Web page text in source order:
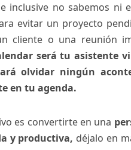
inclusive no sabemos ni
evitar un proyecto
cliente o una reunión
será tu asistente
olvidar ningún
en tu agenda.
es convertirte en una
y productiva, déjalo en